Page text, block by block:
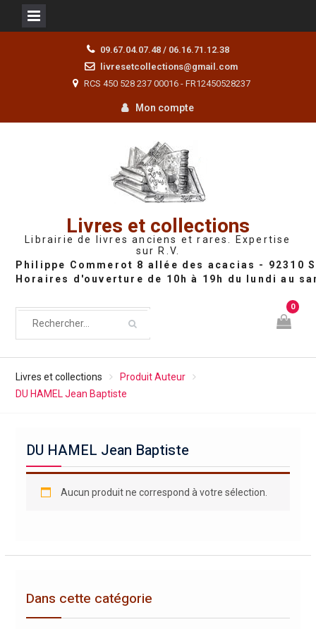
09.67.04.07.48 / 06.16.71.12.38
livresetcollections@gmail.com
RCS 450 528 237 00016 - FR12450528237
Mon compte
Livres et collections
Librairie de livres anciens et rares. Expertise
sur R.V.
0
Livres et collections
Produit Auteur
DU HAMEL Jean Baptiste
DU HAMEL Jean Baptiste
Aucun produit ne correspond à votre sélection.
Dans cette catégorie